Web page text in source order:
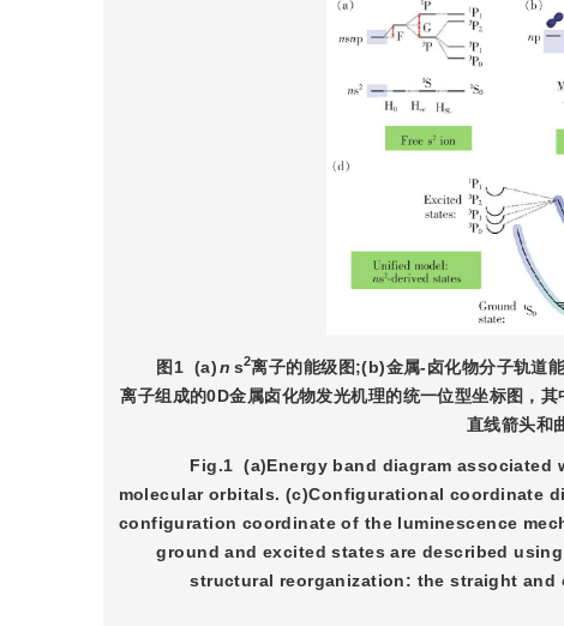
图1 (a) n s2离子的能级图;(b)金属-卤化物分子轨道
离子组成的0D金属卤化物发光机理的统一位型坐标图，
直线箭头和
Fig.1 (a)Energy band diagram associated
molecular orbitals. (c)Configurational coordinate
configuration coordinate of the luminescence
ground and excited states are described
structural reorganization: the straight